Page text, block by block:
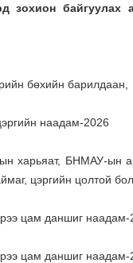
зохион
бөхийн барилдаан,
наадам-2026
харьяат, БНМАУ-ын
цэргийн цолтой
цам даншиг наадам-
цам даншиг наадам-